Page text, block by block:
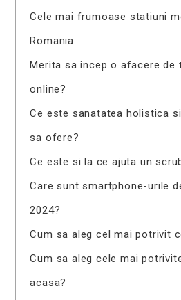
Cele mai frumoase statiuni
Romania
Merita sa incep o afacere de
online?
Ce este sanatatea holistica
sa ofere?
Ce este si la ce ajuta un
Care sunt smartphone-urile
2024?
Cum sa aleg cel mai potrivit
Cum sa aleg cele mai
acasa?